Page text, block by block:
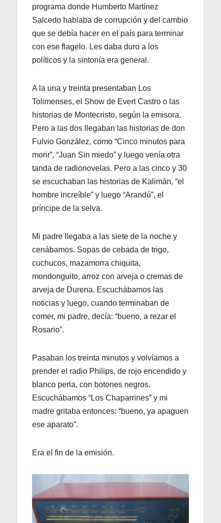
programa donde Humberto Martínez
Salcedo hablaba de corrupción y del cambio
que se debía hacer en el país para terminar
con ese flagelo. Les daba duro a los
políticos y la sintonía era general.
A la una y treinta presentaban Los
Tolimenses, el Show de Evert Castro o las
historias de Montecristo, según la emisora.
Pero a las dos llegaban las historias de don
Fulvio González, como “Cinco minutos para
morir”, “Juan Sin miedo” y luego venía otra
tanda de radionovelas. Pero a las cinco y 30
se escuchaban las historias de Kalimán, “el
hombre increíble” y luego “Arandú”, el
príncipe de la selva.
Mi padre llegaba a las siete de la noche y
cenábamos. Sopas de cebada de trigo,
cuchucos, mazamorra chiquita,
mondonguito, arroz con arveja o cremas de
arveja de Durena. Escuchábamos las
noticias y luego, cuando terminaban de
comer, mi padre, decía: “bueno, a rezar el
Rosario”.
Pasaban los treinta minutos y volvíamos a
prender el radio Philips, de rojo encendido y
blanco perla, con botones negros.
Escuchábamos “Los Chaparrines” y mi
madre gritaba entonces: “bueno, ya apaguen
ese aparato”.
Era el fin de la emisión.